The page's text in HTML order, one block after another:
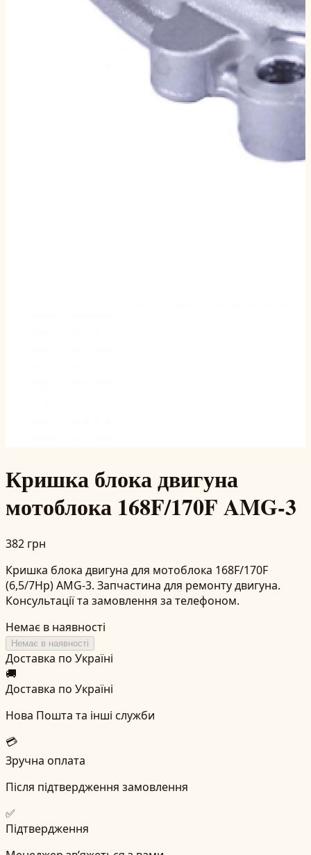
Кришка блока двигуна
мотоблока 168F/170F AMG-3
382 грн
Кришка блока двигуна для мотоблока 168F/170F
(6,5/7Hp) AMG-3. Запчастина для ремонту двигуна.
Консультації та замовлення за телефоном.
Немає в наявності
Немає в наявності
Доставка по Україні
🚚
Доставка по Україні
Нова Пошта та інші служби
💳
Зручна оплата
Після підтвердження замовлення
✅
Підтвердження